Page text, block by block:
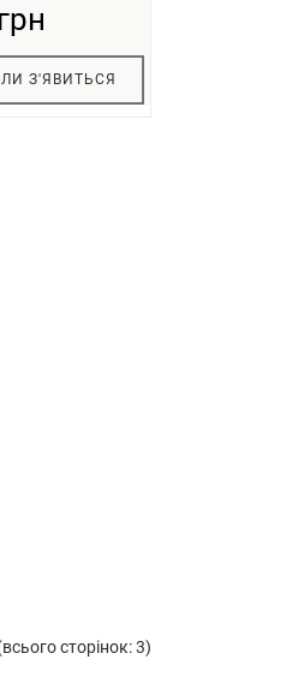
З'ЯВИТЬСЯ
сторінок: 3)